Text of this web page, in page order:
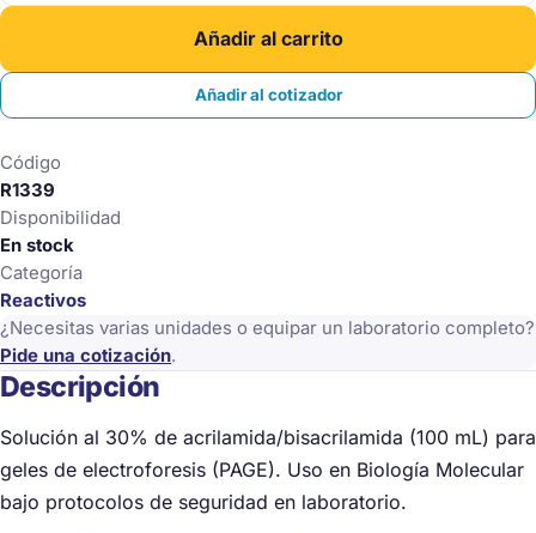
30%
(100
Ml)
Añadir al carrito
Añadir al cotizador
Código
R1339
Disponibilidad
En stock
Categoría
Reactivos
¿Necesitas varias unidades o equipar un laboratorio completo?
Pide una cotización.
Descripción
Solución al 30% de acrilamida/bisacrilamida (100 mL) para
geles de electroforesis (PAGE). Uso en Biología Molecular
bajo protocolos de seguridad en laboratorio.